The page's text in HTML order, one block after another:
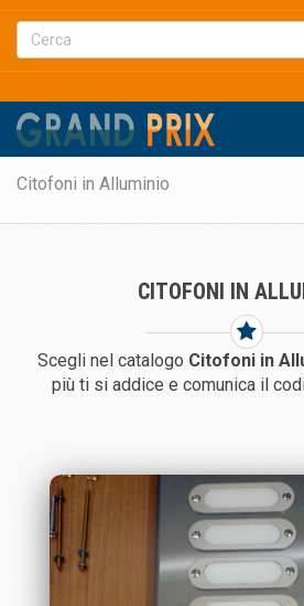
Citofoni in Alluminio
CITOFONI IN
Scegli nel catalogo Citofoni in
più ti si addice e comunica il